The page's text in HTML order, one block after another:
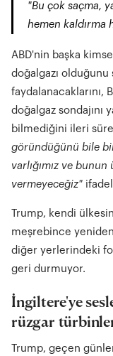
"Bu çok saçma,
hemen kaldırma
ABD'nin başka
doğalgazı olduğunu
faydalanacaklarını,
doğalgaz sondajını
bilmediğini ileri
göründüğünü bile
varlığımız ve
vermeyeceğiz"
Trump, kendi
meşrebince
diğer yerlerindeki
geri durmuyor.
İngiltere'ye
rüzgar
Trump, geçen